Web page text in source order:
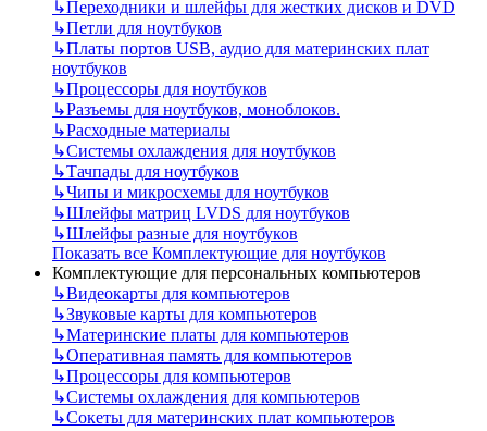
↳Переходники и шлейфы для жестких дисков и DVD
↳Петли для ноутбуков
↳Платы портов USB, аудио для материнских плат
ноутбуков
↳Процессоры для ноутбуков
↳Разъемы для ноутбуков, моноблоков.
↳Расходные материалы
↳Системы охлаждения для ноутбуков
↳Тачпады для ноутбуков
↳Чипы и микросхемы для ноутбуков
↳Шлейфы матриц LVDS для ноутбуков
↳Шлейфы разные для ноутбуков
Показать все Комплектующие для ноутбуков
Комплектующие для персональных компьютеров
↳Видеокарты для компьютеров
↳Звуковые карты для компьютеров
↳Материнские платы для компьютеров
↳Оперативная память для компьютеров
↳Процессоры для компьютеров
↳Системы охлаждения для компьютеров
↳Сокеты для материнских плат компьютеров